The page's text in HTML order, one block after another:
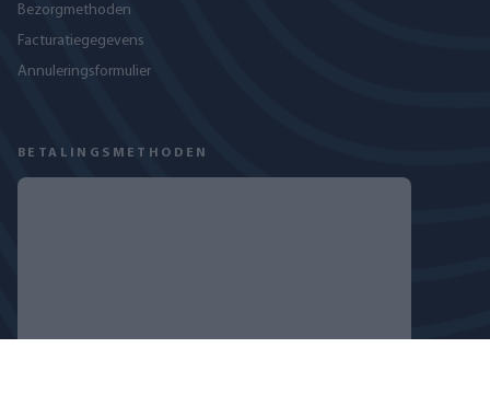
Bezorgmethoden
Facturatiegegevens
Annuleringsformulier
BETALINGSMETHODEN